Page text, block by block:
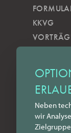
Neben
wir
Zielgruppe
KKVG
ZILKENS
YOUTUBE